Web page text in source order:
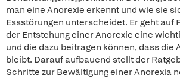
man eine Anorexie erkennt und wie sie
Essstörungen unterscheidet. Er geht auf
der Entstehung einer Anorexie eine
und die dazu beitragen können, dass die
bleibt. Darauf aufbauend stellt der
Schritte zur Bewältigung einer Anorexia